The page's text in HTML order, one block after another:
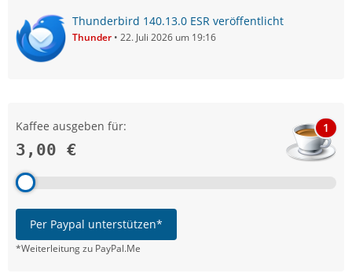
Thunderbird 140.13.0 ESR veröffentlicht
Thunder 22. Juli 2026 um 19:16
Kaffee ausgeben für:
3,00 €
1
Per Paypal unterstützen*
*Weiterleitung zu PayPal.Me